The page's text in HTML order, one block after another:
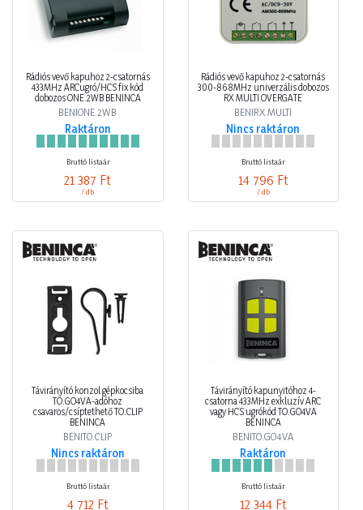
Rádiós vevő kapuhoz 2-csatornás
433MHz ARCugró/HCS fix kód
dobozos ONE.2WB BENINCA
BENIONE.2WB
Raktáron
Bruttó listaár
21 387 Ft
/ db
Rádiós vevő kapuhoz 2-csatornás
300-868MHz univerzális dobozos
RX MULTI OVERGATE
BENIRX MULTI
Nincs raktáron
Bruttó listaár
14 796 Ft
/ db
Távirányító konzol gépkocsiba
TO.GO4VA-adóhoz
csavaros/csíptethető TO.CLIP
BENINCA
BENITO.CLIP
Nincs raktáron
Bruttó listaár
4 712 Ft
Távirányító kapunyitóhoz 4-
csatorna 433MHz exkluzív ARC
vagy HCS ugrókód TO.GO4VA
BENINCA
BENITO.GO4VA
Raktáron
Bruttó listaár
12 344 Ft